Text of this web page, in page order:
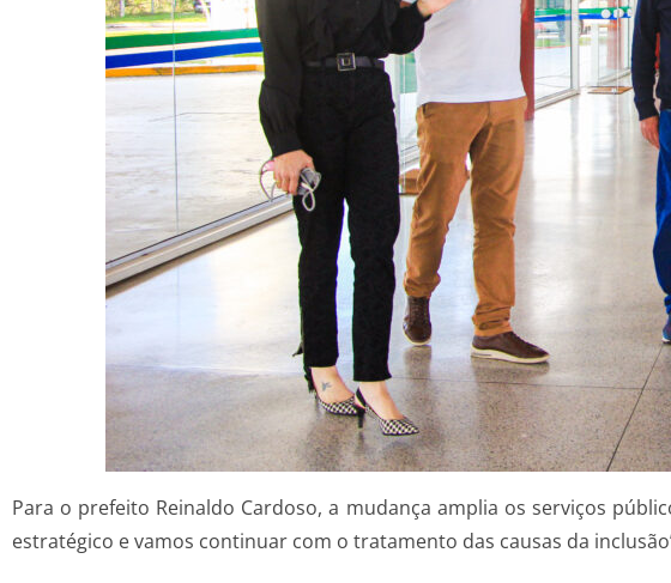
Para o prefeito Reinaldo Cardoso, a mudança amplia os serviços
estratégico e vamos continuar com o tratamento das causas da